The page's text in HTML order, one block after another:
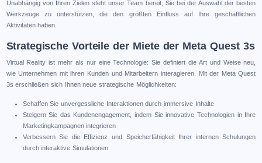
Unabhängig von Ihren Zielen steht unser Team bereit, Sie bei der Auswahl der besten
Werkzeuge zu unterstützen, die den größten Einfluss auf Ihre geschäftlichen
Aktivitäten haben.
Strategische Vorteile der Miete der Meta Quest 3s
Virtual Reality ist mehr als nur eine Technologie: Sie definiert die Art und Weise neu,
wie Unternehmen mit ihren Kunden und Mitarbeitern interagieren. Mit der Meta Quest
3s erschließen sich Ihnen neue strategische Möglichkeiten:
Schaffen Sie unvergessliche Interaktionen durch immersive Inhalte
Steigern Sie das Kundenengagement, indem Sie innovative Technologien in Ihre
Marketingkampagnen integrieren
Verbessern Sie die Effizienz und Speicherfähigkeit Ihrer internen Schulungen
durch interaktive Simulationen